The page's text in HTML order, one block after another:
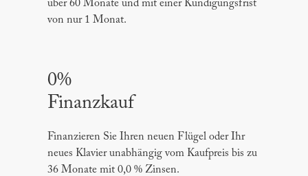
über 60 Monate und mit einer Kündigungsfrist
von nur 1 Monat.
0%
Finanzkauf
Finanzieren Sie Ihren neuen Flügel oder Ihr
neues Klavier unabhängig vom Kaufpreis bis zu
36 Monate mit 0,0 % Zinsen.